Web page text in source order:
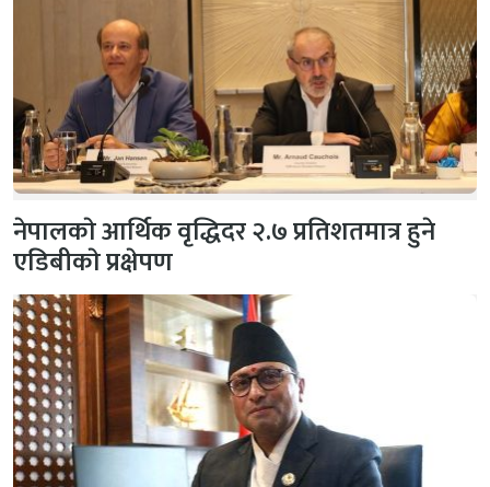
नेपालकाे आर्थिक वृद्धिदर २.७ प्रतिशतमात्र हुने
एडिबीकाे प्रक्षेपण